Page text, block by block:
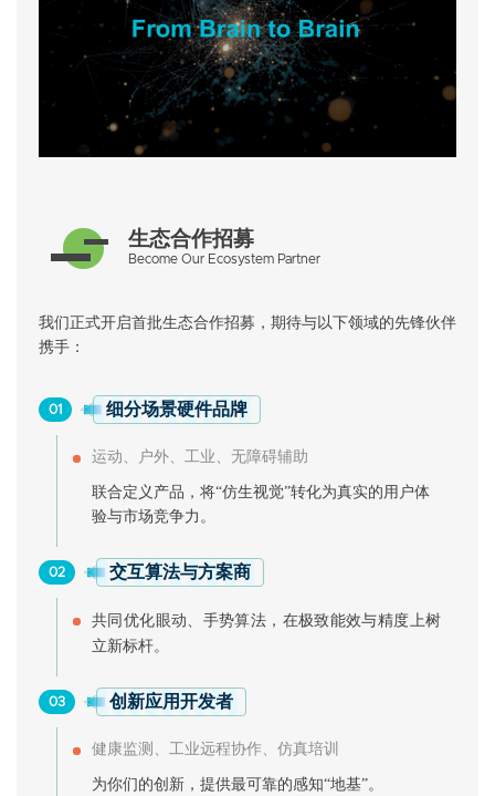
生态合作招募
Become Our Ecosystem Partner
我们正式开启首批生态合作招募，期待与以下领域的先锋伙伴
携手：
01 细分场景硬件品牌
运动、户外、工业、无障碍辅助
联合定义产品，将“仿生视觉”转化为真实的用户体
验与市场竞争力。
02 交互算法与方案商
共同优化眼动、手势算法，在极致能效与精度上树
立新标杆。
03 创新应用开发者
健康监测、工业远程协作、仿真培训
为你们的创新，提供最可靠的感知“地基”。